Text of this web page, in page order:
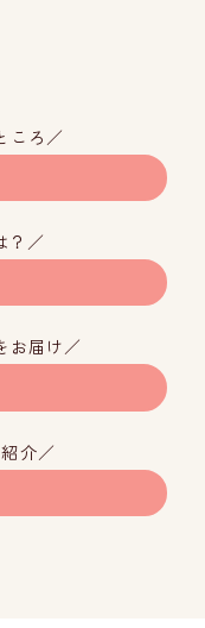
ころ／
？／
お届け／
介／